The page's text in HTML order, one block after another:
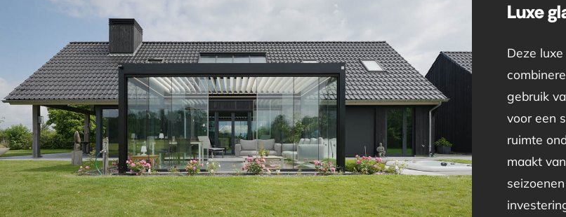
Luxe
Deze
gebruik
voor een
ruimte
maakt